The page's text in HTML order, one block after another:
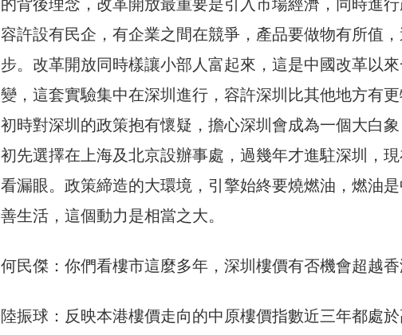
容許設有民企，有企業之間在競爭，產品要做物有所值
步。改革開放同時樣讓小部人富起來，這是中國改革以
變，這套實驗集中在深圳進行，容許深圳比其他地方有
初時對深圳的政策抱有懷疑，擔心深圳會成為一個大白
初先選擇在上海及北京設辦事處，過幾年才進駐深圳，
看漏眼。政策締造的大環境，引擎始終要燒燃油，燃油
善生活，這個動力是相當之大。
何民傑：你們看樓市這麼多年，深圳樓價有否機會超越香
陸振球：反映本港樓價走向的中原樓價指數近三年都處